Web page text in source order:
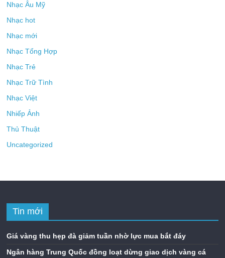
Nhạc Âu Mỹ
Nhạc hot
Nhạc mới
Nhạc Tổng Hợp
Nhạc Trẻ
Nhạc Trữ Tình
Nhạc Việt
Nhiếp Ảnh
Thủ Thuật
Uncategorized
Tin mới
Giá vàng thu hẹp đà giảm tuần nhờ lực mua bắt đáy
Ngân hàng Trung Quốc đồng loạt dừng giao dịch vàng cá